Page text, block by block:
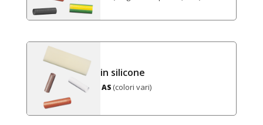
in silicone
AS (colori vari)